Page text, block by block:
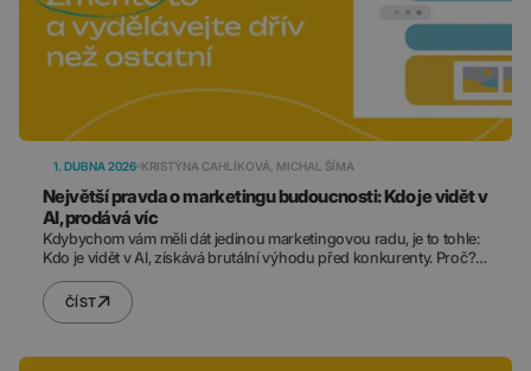
1. DUBNA 2026 KRISTÝNA CAHLÍKOVÁ, MICHAL ŠÍMA
Největší pravda o marketingu budoucnosti: Kdo je vidět v
AI, prodává víc
Kdybychom vám měli dát jedinou marketingovou radu, je to tohle:
Kdo je vidět v AI, získává brutální výhodu před konkurenty. Proč?
jiných modelů. Očekávají konkrétní odpovědi a extrémně jim věří.
My zařídíme, aby vaše značka lidem vyskakovala jako ideální
ČÍST